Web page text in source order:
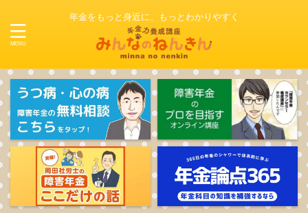
年金をもっと身近に、もっとわかりやすく